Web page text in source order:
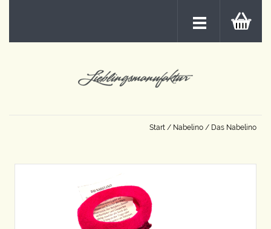
Start / Nabelino / Das Nabelino